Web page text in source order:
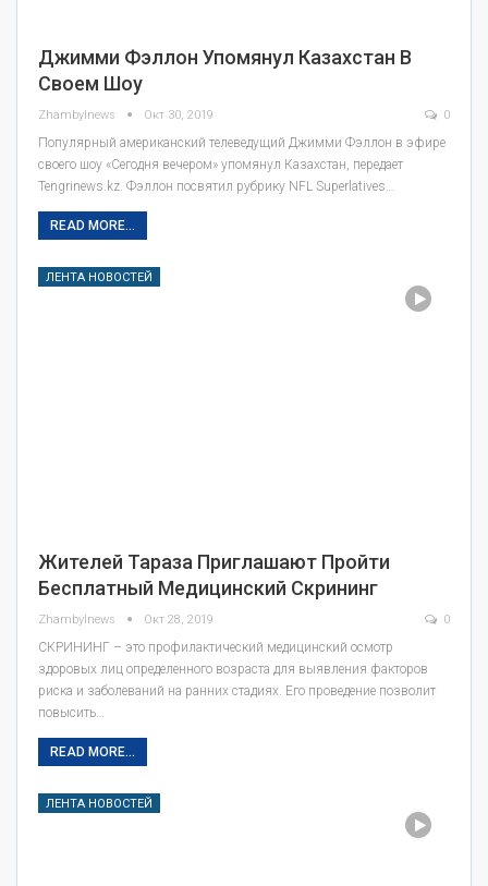
Джимми Фэллон Упомянул Казахстан В
Своем Шоу
Zhambylnews Окт 30, 2019 0
Популярный американский телеведущий Джимми Фэллон в эфире
своего шоу «Сегодня вечером» упомянул Казахстан, передает
Tengrinews.kz. Фэллон посвятил рубрику NFL Superlatives…
READ MORE...
ЛЕНТА НОВОСТЕЙ
Жителей Тараза Приглашают Пройти
Бесплатный Медицинский Скрининг
Zhambylnews Окт 28, 2019 0
СКРИНИНГ – это профилактический медицинский осмотр
здоровых лиц определенного возраста для выявления факторов
риска и заболеваний на ранних стадиях. Его проведение позволит
повысить…
READ MORE...
ЛЕНТА НОВОСТЕЙ